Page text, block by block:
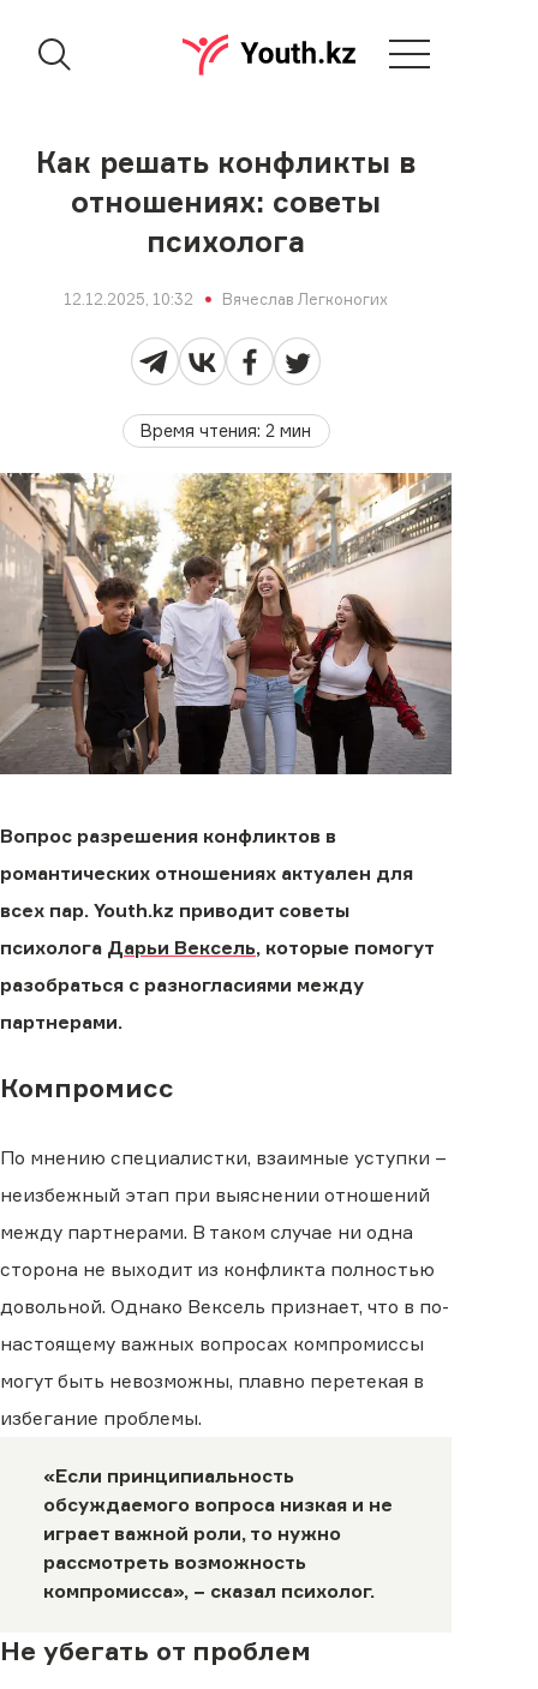
Как решать конфликты в
отношениях: советы
психолога
12.12.2025, 10:32 Вячеслав Легконогих
Время чтения:2 мин
Вопрос разрешения конфликтов в
романтических отношениях актуален для
всех пар. Youth.kz приводит советы
психолога Дарьи Вексель, которые помогут
разобраться с разногласиями между
партнерами.
Компромисс
По мнению специалистки, взаимные уступки −
неизбежный этап при выяснении отношений
между партнерами. В таком случае ни одна
сторона не выходит из конфликта полностью
довольной. Однако Вексель признает, что в по-
настоящему важных вопросах компромиссы
могут быть невозможны, плавно перетекая в
избегание проблемы.
«Если принципиальность
обсуждаемого вопроса низкая и не
играет важной роли, то нужно
рассмотреть возможность
компромисса», − сказал психолог.
Не убегать от проблем